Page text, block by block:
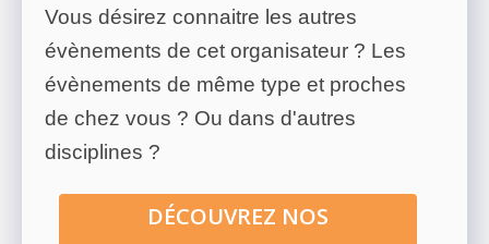
Vous désirez connaitre les autres
évènements de cet organisateur ? Les
évènements de même type et proches
de chez vous ? Ou dans d'autres
disciplines ?
DÉCOUVREZ NOS